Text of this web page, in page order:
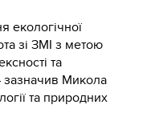
екологічної
зі ЗМІ з метою
та
зазначив Микола
та природних